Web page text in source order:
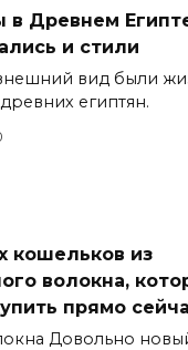
Древнем
и стили
вид были
египтян.
кошельков из
волокна,
прямо
Довольно